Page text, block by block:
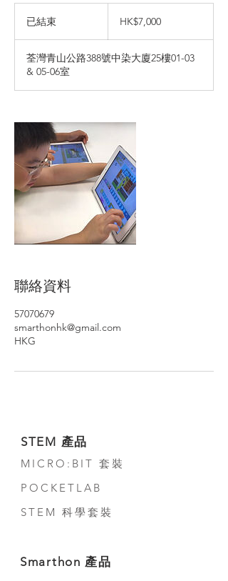
已結束 HK$7,000
荃灣青山公路388號中染大廈25樓01-03
& 05-06室
聯絡資料
57070679
smarthonhk@gmail.com
HKG
STEM 產品
MICRO:BIT 套裝
POCKETLAB
STEM 科學套裝
Smarthon 產品